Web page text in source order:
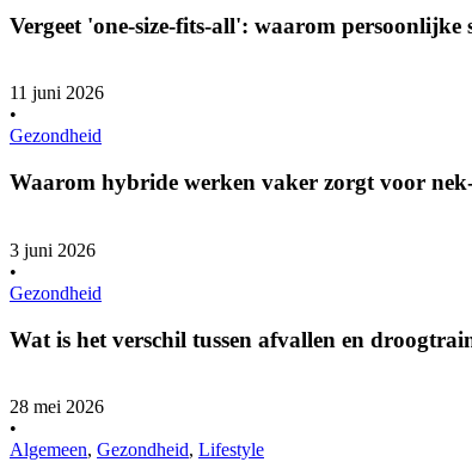
Vergeet 'one-size-fits-all': waarom
11 juni 2026
•
Gezondheid
Waarom hybride werken vaker zorgt voor
3 juni 2026
•
Gezondheid
Wat is het verschil tussen afvallen en
28 mei 2026
•
Algemeen, Gezondheid, Lifestyle